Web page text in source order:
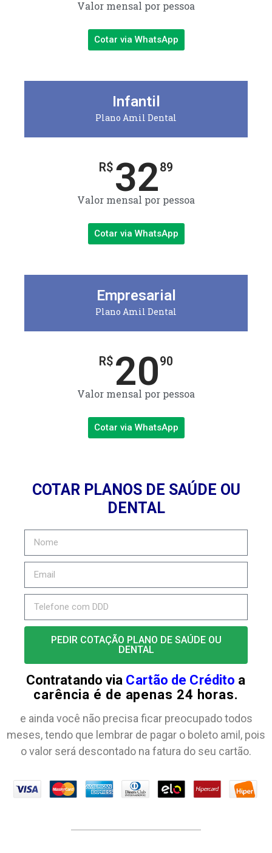
Valor mensal por pessoa
Cotar via WhatsApp
Infantil
Plano Amil Dental
R$ 3289
Valor mensal por pessoa
Cotar via WhatsApp
Empresarial
Plano Amil Dental
R$ 2090
Valor mensal por pessoa
Cotar via WhatsApp
COTAR PLANOS DE SAÚDE OU
DENTAL
PEDIR COTAÇÃO PLANO DE SAÚDE OU
DENTAL
Contratando via Cartão de Crédito a
carência é de apenas 24 horas.
e ainda você não precisa ficar preocupado todos
meses, tendo que lembrar de pagar o boleto amil, pois
o valor será descontado na fatura do seu cartão.